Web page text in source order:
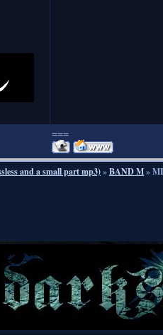
===
and a small part mp3)»BAND M»